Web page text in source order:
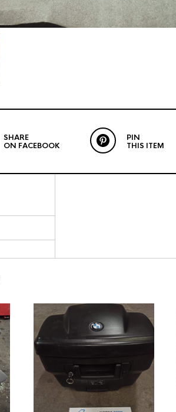
SHARE
ON FACEBOOK
PIN
THIS ITEM